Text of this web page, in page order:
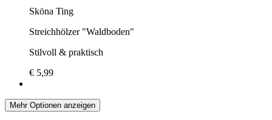
Sköna Ting
Streichhölzer "Waldboden"
Stilvoll & praktisch
€ 5,99
Mehr Optionen anzeigen